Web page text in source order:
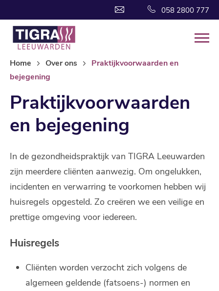
058 2800 777
Home Over ons
Praktijkvoorwaarden en
bejegening
Praktijkvoorwaarden
en bejegening
In de gezondheidspraktijk van TIGRA Leeuwarden
zijn meerdere cliënten aanwezig. Om ongelukken,
incidenten en verwarring te voorkomen hebben wij
huisregels opgesteld. Zo creëren we een veilige en
prettige omgeving voor iedereen.
Huisregels
Cliënten worden verzocht zich volgens de
algemeen geldende (fatsoens-) normen en